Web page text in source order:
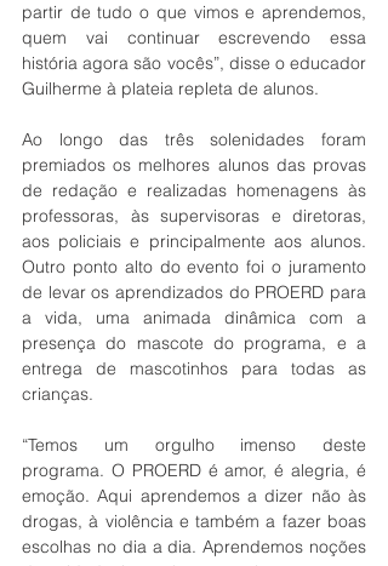
partir de tudo o que vimos e aprendemos,
quem vai continuar escrevendo essa
história agora são vocês”, disse o educador
Guilherme à plateia repleta de alunos.
Ao longo das três solenidades foram
premiados os melhores alunos das provas
de redação e realizadas homenagens às
professoras, às supervisoras e diretoras,
aos policiais e principalmente aos alunos.
Outro ponto alto do evento foi o juramento
de levar os aprendizados do PROERD para
a vida, uma animada dinâmica com a
presença do mascote do programa, e a
entrega de mascotinhos para todas as
crianças.
“Temos um orgulho imenso deste
programa. O PROERD é amor, é alegria, é
emoção. Aqui aprendemos a dizer não às
drogas, à violência e também a fazer boas
escolhas no dia a dia. Aprendemos noções